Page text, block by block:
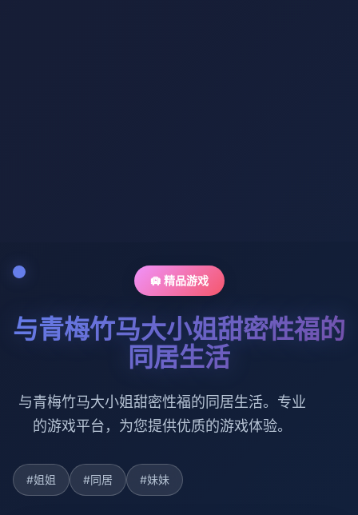
🛄 精品游戏
与青梅竹马大小姐甜密性福的
同居生活
与青梅竹马大小姐甜密性福的同居生活。专业
的游戏平台，为您提供优质的游戏体验。
#姐姐 #同居 #妹妹